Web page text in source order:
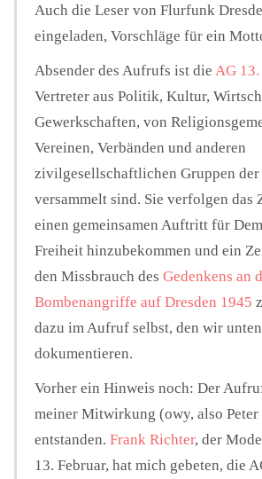
Auch die Leser von Flurfunk
eingeladen, Vorschläge für ein
Absender des Aufrufs ist die AG
Vertreter aus Politik, Kultur,
Gewerkschaften, von
Vereinen, Verbänden und anderen
zivilgesellschaftlichen Gruppen der
versammelt sind. Sie verfolgen das
einen gemeinsamen Auftritt für
Freiheit hinzubekommen und ein
den Missbrauch des Gedenkens an
Bombenangriffe auf Dresden 1945
dazu im Aufruf selbst, den wir
dokumentieren.
Vorher ein Hinweis noch: Der
meiner Mitwirkung (owy, also Peter
entstanden. Frank Richter, der
13. Februar, hat mich gebeten, die